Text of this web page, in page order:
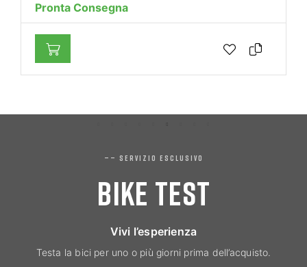
Pronta Consegna
—— SERVIZIO ESCLUSIVO
BIKE TEST
Vivi l’esperienza
Testa la bici per uno o più giorni prima dell’acquisto.